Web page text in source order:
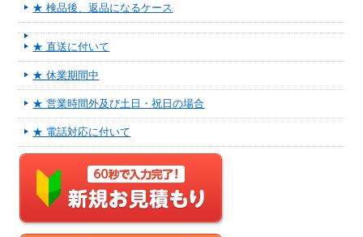
★ 検品後、返品になるケース
★ 直送に付いて
★ 休業期間中
★ 営業時間外及び土日・祝日の場合
★ 電話対応に付いて